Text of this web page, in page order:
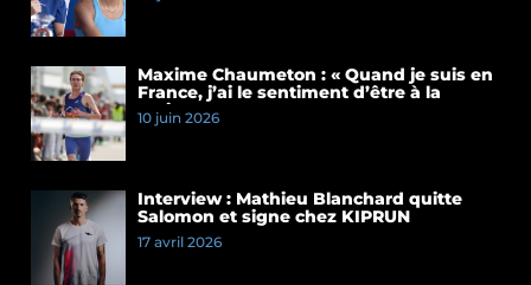
Maxime Chaumeton : « Quand je suis en
France, j’ai le sentiment d’être à la
maison »
10 juin 2026
Interview : Mathieu Blanchard quitte
Salomon et signe chez KIPRUN
17 avril 2026